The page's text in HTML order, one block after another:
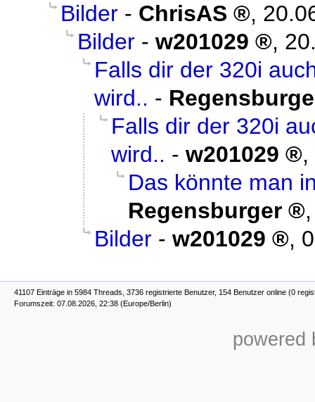
Bilder - ChrisAS ,
Bilder - w201029 ,
Falls dir der 320i
wird.. -
Falls dir der 320i
wird.. - w201029
,
Das könnte man
Regensburger
Bilder - w201029 ,
41107 Einträge in 5984 Threads, 3736 registrierte Benutzer, 154 Benutzer online (0
Forumszeit: 07.08.2026, 22:38 (Europe/Berlin)
powered